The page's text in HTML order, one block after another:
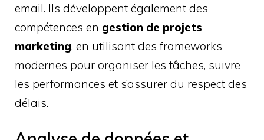
email. Ils développent également des
compétences en gestion de projets
marketing, en utilisant des frameworks
modernes pour organiser les tâches, suivre
les performances et s’assurer du respect des
délais.